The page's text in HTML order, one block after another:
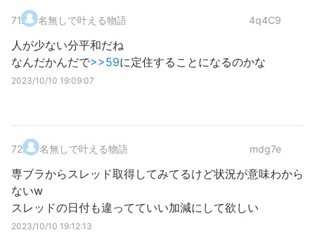
71. 名無しで叶える物語 4q4C9
人が少ない分平和だね
なんだかんだで>>59に定住することになるのかな
2023/10/10 19:09:07
72. 名無しで叶える物語 mdg7e
専ブラからスレッド取得してみてるけど状況が意味わから
ないw
スレッドの日付も違ってていい加減にして欲しい
2023/10/10 19:12:13